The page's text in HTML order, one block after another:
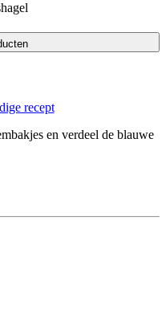
recept
en verdeel de blauwe